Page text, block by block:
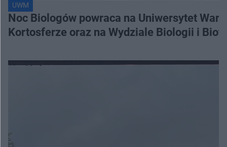
UWM
Noc Biologów powraca na Uniwersytet
Kortosferze oraz na Wydziale Biologii i